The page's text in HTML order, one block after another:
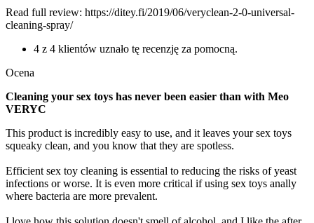
Read full review: https://ditey.fi/2019/06/veryclean-2-0-universal-
cleaning-spray/
4 z 4 klientów uznało tę recenzję za pomocną.
Ocena
Cleaning your sex toys has never been easier than with Meo
VERYC
This product is incredibly easy to use, and it leaves your sex toys
squeaky clean, and you know that they are spotless.
Efficient sex toy cleaning is essential to reducing the risks of yeast
infections or worse. It is even more critical if using sex toys anally
where bacteria are more prevalent.